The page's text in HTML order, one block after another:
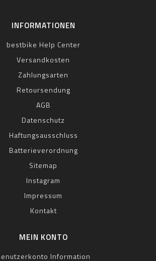
INFORMATIONEN
bestbike Help Center
Versandkosten
Zahlungsarten
Retoursendung
AGB
Datenschutz
Haftungsausschluss
Batterieverordnung
Sitemap
Instagram
Impressum
Kontakt
MEIN KONTO
Information